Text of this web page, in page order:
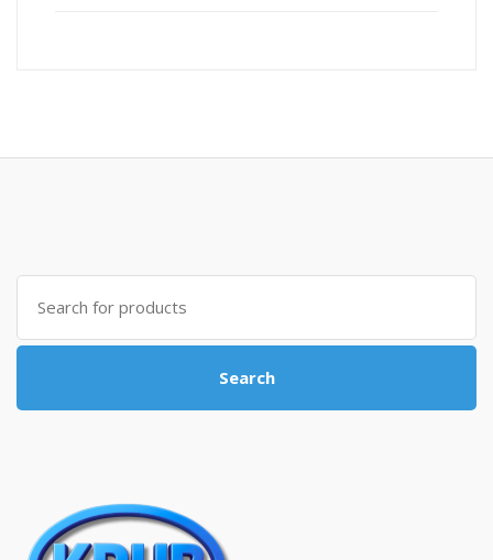
Search for:
Search